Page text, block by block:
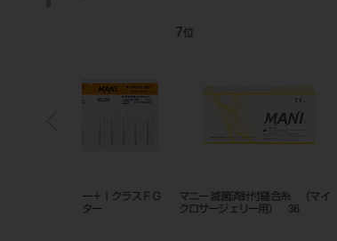
マニー 滅菌済針付縫合糸 （マイ
クロサージェリー用） 36
ステリエンドガード